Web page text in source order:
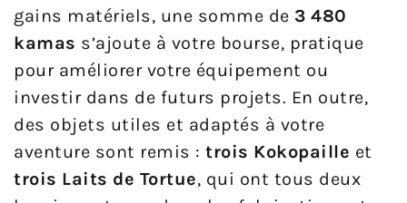
gains matériels, une somme de 3 480
kamas s’ajoute à votre bourse, pratique
pour améliorer votre équipement ou
investir dans de futurs projets. En outre,
des objets utiles et adaptés à votre
aventure sont remis : trois Kokopaille et
trois Laits de Tortue, qui ont tous deux